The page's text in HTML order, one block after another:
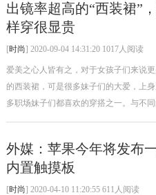
出镜率超高的“西装裙”
样穿很显贵
[时尚] 2020-09-04 14:31:20 1017人阅读
爱美之心人皆有之，对于女孩子们来说
的西装裙，可是很多妹子们的大爱，上
多职场妹子们都喜欢的穿搭之一。与不
外媒：苹果今年将发布
内置触摸板
[时尚] 2020-04-10 11:20:55 611人阅读